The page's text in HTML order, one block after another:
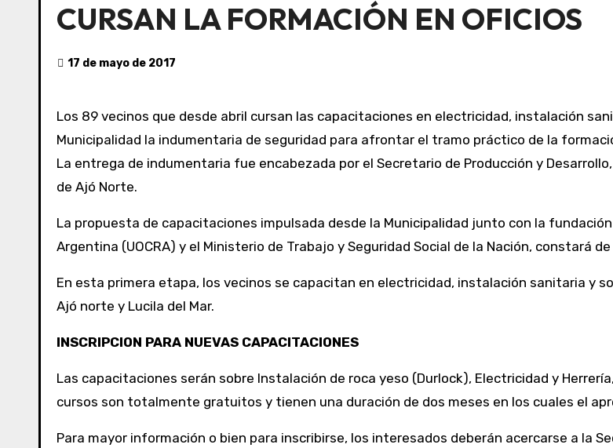
CURSAN LA FORMACIÓN EN OFICIOS
17 de mayo de 2017
Los 89 vecinos que desde abril cursan las capacitaciones en electricidad, instalación
Municipalidad la indumentaria de seguridad para afrontar el tramo práctico de la
La entrega de indumentaria fue encabezada por el Secretario de Producción y Desarrollo, Gustavo Caruso, y tuvo lugar en el Centro Comunitario Mar
de Ajó Norte.
La propuesta de capacitaciones impulsada desde la Municipalidad junto con la
Argentina (UOCRA) y el Ministerio de Trabajo y Seguridad Social de la Nación, constará
En esta primera etapa, los vecinos se capacitan en electricidad, instalación sanitaria y
Ajó norte y Lucila del Mar.
INSCRIPCION PARA NUEVAS CAPACITACIONES
Las capacitaciones serán sobre Instalación de roca yeso (Durlock), Electricidad y
cursos son totalmente gratuitos y tienen una duración de dos meses en los cuales el
Para mayor información o bien para inscribirse, los interesados deberán acercarse a la